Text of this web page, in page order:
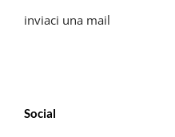
inviaci una mail
Social